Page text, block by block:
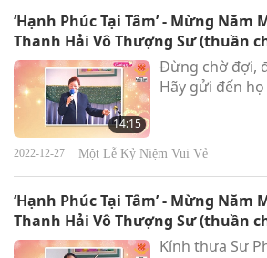
‘Hạnh Phúc Tại Tâm’ - Mừng Năm
Thanh Hải Vô Thượng Sư (thuần
14:15
Đừng chờ đợi,
Hãy gửi đến
2022-12-27 Một Lễ Kỷ Niệm Vui Vẻ
‘Hạnh Phúc Tại Tâm’ - Mừng Năm
Thanh Hải Vô Thượng Sư (thuần
Kính thưa Sư